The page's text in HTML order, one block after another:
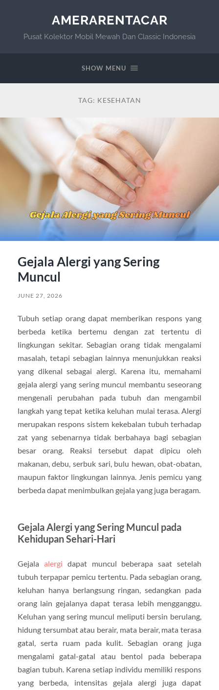
AMERARENTACAR
Pusat Kolektor Mobil Mewah Dan Classic Indonesia
SHOW MENU
TAG: KESEHATAN
Gejala Alergi yang Sering
Muncul
JUNE 27, 2026
Tubuh setiap orang dapat memberikan respons yang
berbeda ketika bertemu dengan zat tertentu di
lingkungan sekitar. Sebagian orang tidak mengalami
masalah, tetapi sebagian lainnya menunjukkan reaksi
yang dikenal sebagai alergi. Karena itu, memahami
gejala alergi yang sering muncul membantu seseorang
mengenali perubahan pada tubuh dan mengambil
langkah yang tepat ketika keluhan mulai terasa. Alergi
merupakan respons sistem kekebalan tubuh terhadap
zat yang sebenarnya tidak berbahaya bagi sebagian
besar orang. Reaksi tersebut dapat dipicu oleh
makanan, debu, serbuk sari, bulu hewan, obat-obatan,
maupun faktor lingkungan lainnya. Jenis pemicu yang
berbeda dapat menimbulkan gejala yang juga beragam.
Gejala Alergi yang Sering Muncul pada
Kehidupan Sehari-Hari
Gejala alergi dapat muncul beberapa saat setelah
tubuh terpapar pemicu tertentu. Pada sebagian orang,
keluhan hanya berlangsung ringan, sedangkan pada
orang lain gejalanya dapat terasa lebih mengganggu.
Keluhan yang sering muncul meliputi bersin berulang,
hidung tersumbat atau berair, mata berair, mata terasa
gatal, serta ruam pada kulit. Sebagian orang juga
mengalami gatal-gatal atau bentol pada beberapa
bagian tubuh. Karena setiap individu memiliki respons
yang berbeda, intensitas gejala alergi juga dapat